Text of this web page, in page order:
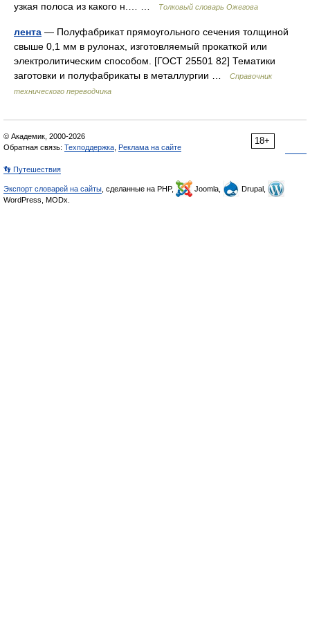
узкая полоса из какого н.… …
Толковый словарь Ожегова
лента — Полуфабрикат прямоугольного сечения толщиной
свыше 0,1 мм в рулонах, изготовляемый прокаткой или
электролитическим способом. [ГОСТ 25501 82] Тематики
заготовки и полуфабрикаты в металлургии …
Справочник
технического переводчика
18+
© Академик, 2000-2026
Обратная связь: Техподдержка Реклама на сайте
👣 Путешествия
Экспорт словарей на сайты , сделанные на PHP, Joomla,
Drupal,
WordPress, MODx.